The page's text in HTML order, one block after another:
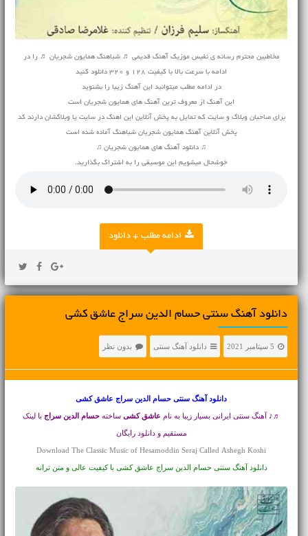
مخاطبین محترم رسانه ی نفیس موزیک آهنگ قدیمی ♬ شباهنگ همایون شجریان ♬ را در
ادامه با سرعت بالا با کیفیت 128 و 320 دانلود کنید
در ادامه مطلب میتوانید این آهنگ زیبا را بشنوید
این آهنگ از معروف ترین آهنگ های همایون شجریان است
برای صاحبان وبلاگ و سایت که تمایل به پخش آنلاین این اهنگ در سایت یا وبلاگشان دارند کد
پخش آنلاین آهنگ همایون شجریان شباهنگ آماده شده است
♫ دانلود آهنگ های همایون شجریان ♫
خوشحال میشویم این موسیقی را به اشتراک بگذارید.
ادامه مطلب + دانلود
دانلود آهنگ سنتی حسام الدین سراج عاشق کشی
5 سپتامبر 2021 دانلود آهنگ سنتی بدون نظر
دانلود آهنگ سنتیحسام الدین سراج عاشق کشی
♬♪ آهنگ سنتی ایرانی بسیار زیبا به نام عاشق کشی ساختهحسام الدین سراج با لینک
مستقیم و دانلود رایگان
Download The Classic Music of Hesamoddin Seraj Called Ashegh Koshi
دانلود آهنگ سنتی حسام الدین سراج عاشق کشی با کیفیت عالی و متن ترانه